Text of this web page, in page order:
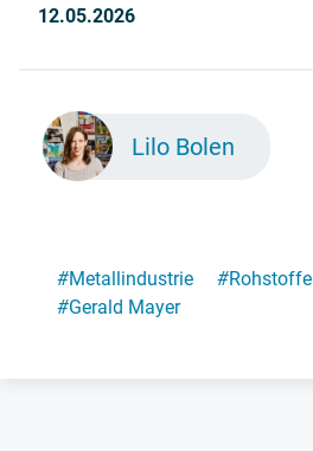
12.05.2026
Lilo Bolen
#Metallindustrie #Rohstoffe
#Gerald Mayer